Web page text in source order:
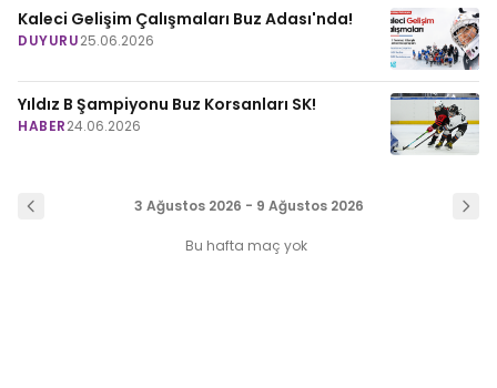
Kaleci Gelişim Çalışmaları Buz Adası'nda!
DUYURU25.06.2026
Yıldız B Şampiyonu Buz Korsanları SK!
HABER24.06.2026
3 Ağustos 2026 - 9 Ağustos 2026
Bu hafta maç yok